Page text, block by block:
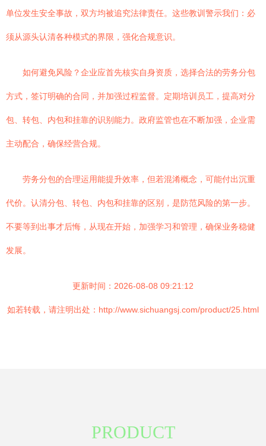
单位发生安全事故，双方均被追究法律责任。这些教训警示我们：必
须从源头认清各种模式的界限，强化合规意识。
如何避免风险？企业应首先核实自身资质，选择合法的劳务分包
方式，签订明确的合同，并加强过程监督。定期培训员工，提高对分
包、转包、内包和挂靠的识别能力。政府监管也在不断加强，企业需
主动配合，确保经营合规。
劳务分包的合理运用能提升效率，但若混淆概念，可能付出沉重
代价。认清分包、转包、内包和挂靠的区别，是防范风险的第一步。
不要等到出事才后悔，从现在开始，加强学习和管理，确保业务稳健
发展。
更新时间：2026-08-08 09:21:12
如若转载，请注明出处：http://www.sichuangsj.com/product/25.html
PRODUCT